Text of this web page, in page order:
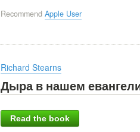
Recommend Apple User
Richard Stearns
Дыра в нашем
Read the book